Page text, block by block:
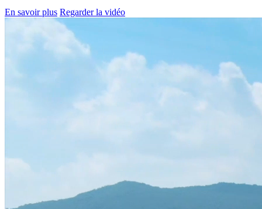
En savoir plus Regarder la vidéo